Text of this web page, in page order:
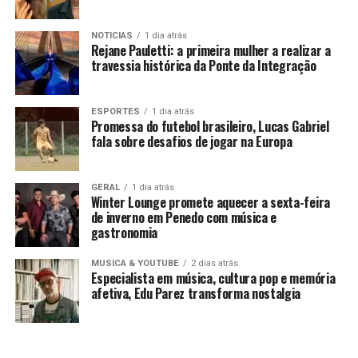
NOTICIAS 1 dia atrás
Rejane Pauletti: a primeira mulher a realizar a
travessia histórica da Ponte da Integração
ESPORTES 1 dia atrás
Promessa do futebol brasileiro, Lucas Gabriel
fala sobre desafios de jogar na Europa
GERAL 1 dia atrás
Winter Lounge promete aquecer a sexta-feira
de inverno em Penedo com música e
gastronomia
MUSICA & YOUTUBE 2 dias atrás
Especialista em música, cultura pop e memória
afetiva, Edu Parez transforma nostalgia